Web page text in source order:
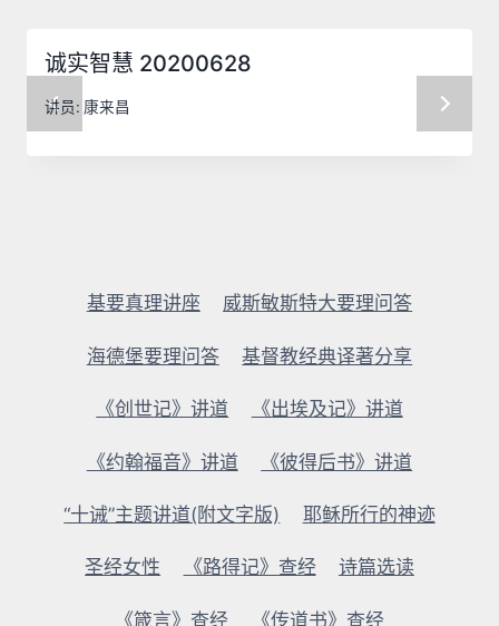
诚实智慧 20200628
讲员: 康来昌
基要真理讲座 威斯敏斯特大要理问答
海德堡要理问答 基督教经典译著分享
《创世记》讲道 《出埃及记》讲道
《约翰福音》讲道 《彼得后书》讲道
“十诫”主题讲道(附文字版) 耶稣所行的神迹
圣经女性 《路得记》查经 诗篇选读
《箴言》查经 《传道书》查经